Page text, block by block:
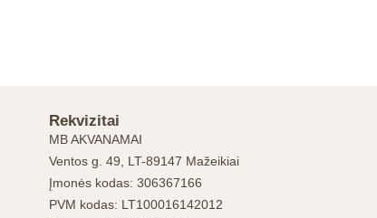
Rekvizitai
MB AKVANAMAI
Ventos g. 49, LT-89147 Mažeikiai
Įmonės kodas: 306367166
PVM kodas: LT100016142012